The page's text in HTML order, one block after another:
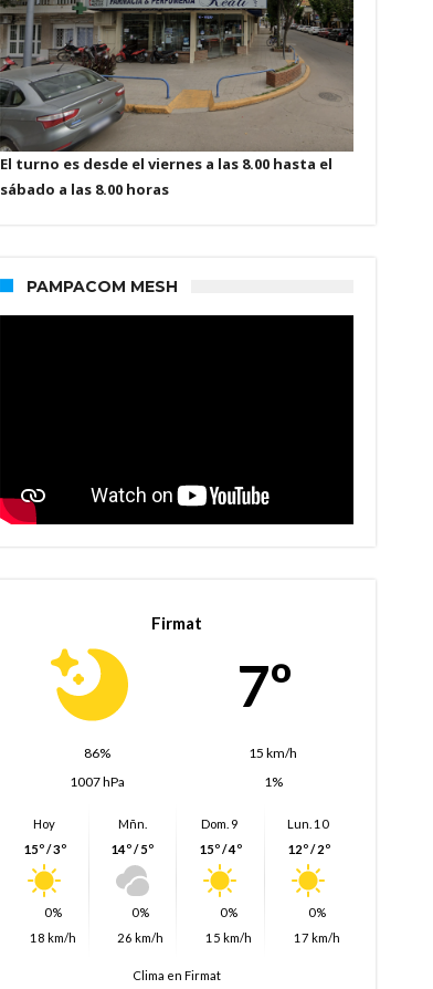
El turno es desde el viernes a las 8.00 hasta el
sábado a las 8.00 horas
PAMPACOM MESH
Firmat
7º
86%
15 km/h
1007 hPa
1%
Hoy
15º / 3º
0%
18 km/h
Mñn.
14º / 5º
0%
26 km/h
Dom. 9
15º / 4º
0%
15 km/h
Lun. 10
12º / 2º
0%
17 km/h
Clima en Firmat